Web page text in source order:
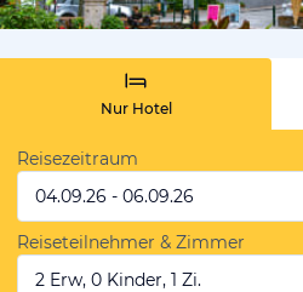
Nur Hotel
Reisezeitraum
04.09.26 - 06.09.26
Reiseteilnehmer & Zimmer
2 Erw, 0 Kinder, 1 Zi.